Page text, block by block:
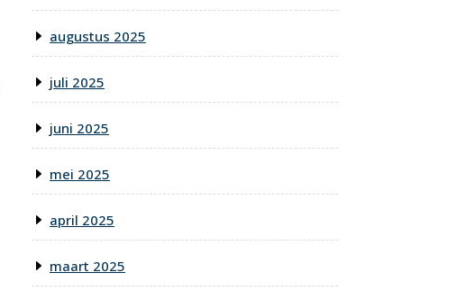
augustus 2025
juli 2025
juni 2025
mei 2025
april 2025
maart 2025